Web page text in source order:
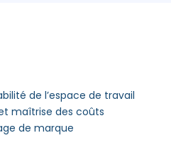
de l’espace de travail
maîtrise des coûts
de marque